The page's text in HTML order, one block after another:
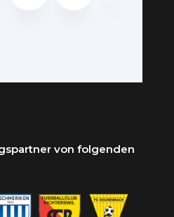
von folgenden